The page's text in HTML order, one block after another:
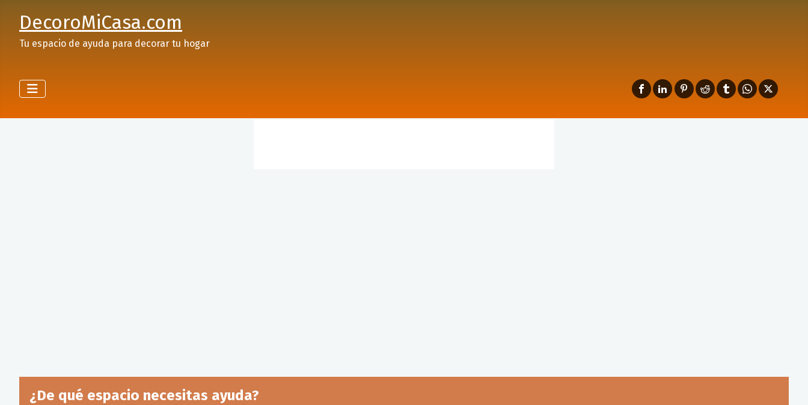
DecoroMiCasa.com
Tu espacio de ayuda para decorar tu hogar
¿De qué espacio necesitas ayuda?